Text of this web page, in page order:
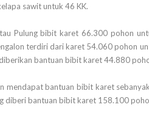
sawit untuk 46 KK.
Pulung bibit karet 66.300 pohon
terdiri dari karet 54.060 pohon
bantuan bibit karet 44.880
mendapat bantuan bibit karet
diberi bantuan bibit karet 158.100